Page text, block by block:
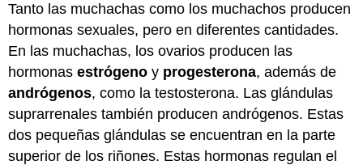
Tanto las muchachas como los muchachos producen
hormonas sexuales, pero en diferentes cantidades.
En las muchachas, los ovarios producen las
hormonas estrógeno y progesterona, además de
andrógenos, como la testosterona. Las glándulas
suprarrenales también producen andrógenos. Estas
dos pequeñas glándulas se encuentran en la parte
superior de los riñones. Estas hormonas regulan el